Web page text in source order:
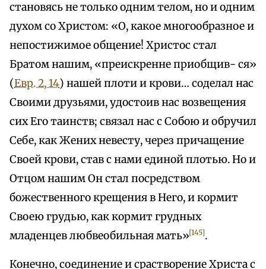
становясь не только одним телом, но и одним
духом со Христом: «О, какое многообразное и
непостижимое общение! Христос стал
Братом нашим, «преискренне приобщив- ся»
(Евр. 2, 14) нашей плоти и крови… соделал нас
Своими друзьями, удостоив нас возвещения
сих Его таинств; связал нас с Собою и обручил
Себе, как Жених невесту, через причащение
Своей крови, став с нами единой плотью. Но и
Отцом нашим Он стал посредством
божественного крещения в Него, и кормит
Своею грудью, как кормит грудных
младенцев любвеобильная мать»[145].
Конечно, соединение и срастворение Христа с